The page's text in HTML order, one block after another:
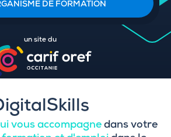
DE FORMATION
un site du
vous accompagnedans votre